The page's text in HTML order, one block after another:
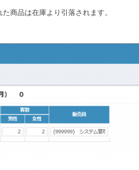
商品は在庫より引落されます。